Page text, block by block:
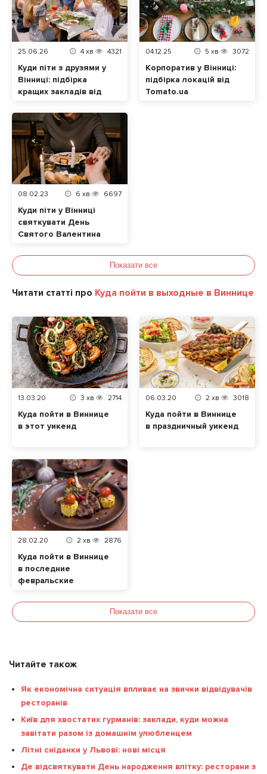
25.06.26 4 хв 4321
Куди піти з друзями у
Вінниці: підбірка
кращих закладів від
04.12.25 5 хв 3072
Корпоратив у Вінниці:
підбірка локацій від
Tomato.ua
08.02.23 6 хв 6697
Куди піти у Вінниці
святкувати День
Святого Валентина
Показати все
Читати статті про Куда пойти в выходные в Виннице
13.03.20 3 хв 2714
Куда пойти в Виннице
в этот уикенд
06.03.20 2 хв 3018
Куда пойти в Виннице
в праздничный уикенд
28.02.20 2 хв 2876
Куда пойти в Виннице
в последние
февральские
Показати все
Читайте також
Як економічна ситуація впливає на звички відвідувачів
ресторанів
Київ для хвостатих гурманів: заклади, куди можна
завітати разом із домашнім улюбленцем
Літні сніданки у Львові: нові місця
Де відсвяткувати День народження влітку: ресторани з